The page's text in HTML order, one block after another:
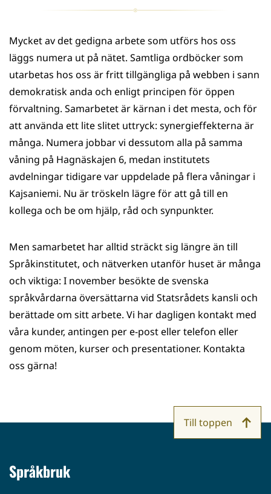
Mycket av det gedigna arbete som utförs hos oss
läggs numera ut på nätet. Samtliga ordböcker som
utarbetas hos oss är fritt tillgängliga på webben i sann
demokratisk anda och enligt principen för öppen
förvaltning. Samarbetet är kärnan i det mesta, och för
att använda ett lite slitet uttryck: synergieffekterna är
många. Numera jobbar vi dessutom alla på samma
våning på Hagnäskajen 6, medan institutets
avdelningar tidigare var uppdelade på flera våningar i
Kajsaniemi. Nu är tröskeln lägre för att gå till en
kollega och be om hjälp, råd och synpunkter.
Men samarbetet har alltid sträckt sig längre än till
Språkinstitutet, och nätverken utanför huset är många
och viktiga: I november besökte de svenska
språkvårdarna översättarna vid Statsrådets kansli och
berättade om sitt arbete. Vi har dagligen kontakt med
våra kunder, antingen per e-post eller telefon eller
genom möten, kurser och presentationer. Kontakta
oss gärna!
Språkbruk
Till toppen